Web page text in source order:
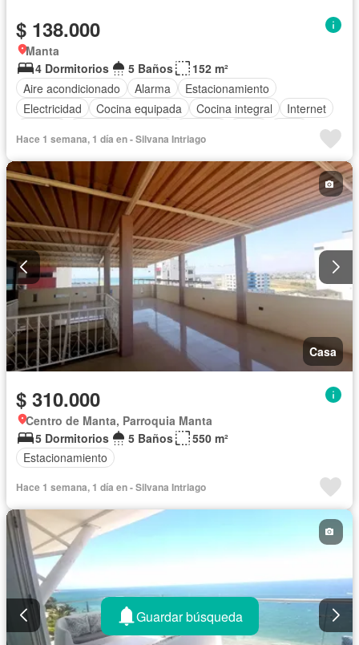
$ 138.000
Manta
4 Dormitorios
5 Baños
152 m²
Aire acondicionado
Alarma
Estacionamiento
Electricidad
Cocina equipada Cocina integral
Internet
Área para niños
Parrilla Jardín
Biblioteca
Seguridad Parcialmente amoblado
Hace 1 semana, 1 día en - Silvana Intriago
Casa
$ 310.000
Centro de Manta, Parroquia Manta
5 Dormitorios
5 Baños
550 m²
Estacionamiento
Hace 1 semana, 1 día en - Silvana Intriago
Guardar búsqueda